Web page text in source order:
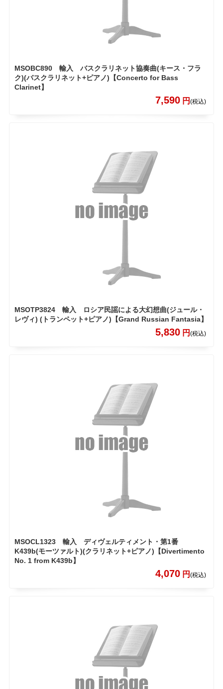
MSOBC890 輸入 バスクラリネット協奏曲(キース・フラ
ク)(バスクラリネット+ピアノ)【Concerto for Bass
Clarinet】
7,590 円(税込)
MSOTP3824 輸入 ロシア民謡による大幻想曲(ジュール・
レヴィ) (トランペット+ピアノ)【Grand Russian Fantasia】
5,830 円(税込)
MSOCL1323 輸入 ディヴェルティメント・第1番
K439b(モーツァルト)(クラリネット+ピアノ)【Divertimento
No. 1 from K439b】
4,070 円(税込)